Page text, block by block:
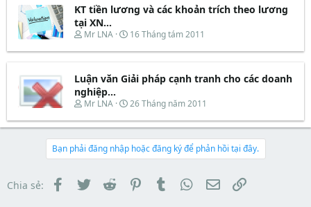
e
r
d
s
t
a
r
e
r
ắ
đ
ầ
u
KT tiền lương và các khoản trích theo lương
tại XN...
T
r
a
d
s
a
t
e
Mr LNA
N
à
b
t
ầ
16 Tháng tám 2011
Luận văn Giải pháp cạnh tranh cho các doanh
nghiệp...
T
r
a
d
t
a
Mr LNA
N
à
b
ắ
đ
ầ
26 Tháng năm 2011
Bạn phải đăng nhập hoặc đăng ký để phản hồi tại đây.
Chia sẻ: Facebook
TwitterReddit PinterestTumblr WhatsApp
EmailLink